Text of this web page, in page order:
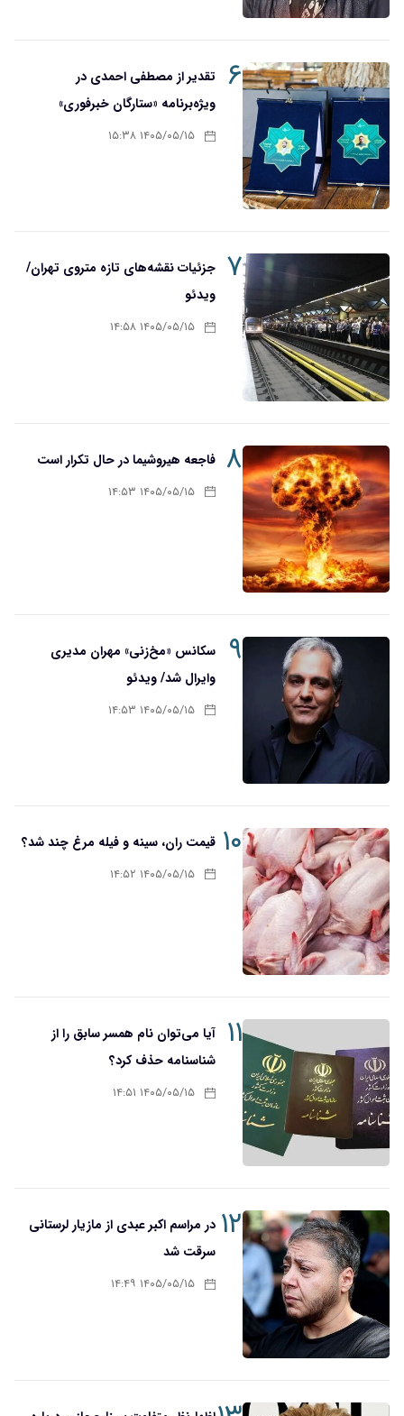
۶
تقدیر از مصطفی احمدی در
ویژه‌برنامه «ستارگان خبرفوری»
۱۴۰۵/۰۵/۱۵ ۱۵:۳۸
۷ جزئیات نقشه‌های تازه متروی تهران/
ویدئو
۱۴۰۵/۰۵/۱۵ ۱۴:۵۸
۸ فاجعه هیروشیما در حال تکرار است
۱۴۰۵/۰۵/۱۵ ۱۴:۵۳
۹
سکانس «مخ‌زنی» مهران مدیری
وایرال شد/ ویدئو
۱۴۰۵/۰۵/۱۵ ۱۴:۵۳
۱۰ قیمت ران، سینه و فیله مرغ چند شد؟
۱۴۰۵/۰۵/۱۵ ۱۴:۵۲
۱۱
آیا می‌توان نام همسر سابق را از
شناسنامه حذف کرد؟
۱۴۰۵/۰۵/۱۵ ۱۴:۵۱
۱۲ در مراسم اکبر عبدی از مازیار لرستانی
سرقت شد
۱۴۰۵/۰۵/۱۵ ۱۴:۴۹